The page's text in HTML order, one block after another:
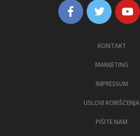
KONTAKT
MARKETING
IMPRESSUM
USLOVI KORIŠĆENJA
PIŠITE NAM